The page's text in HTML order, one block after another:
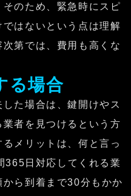
のため、緊急時にスピ
はないという点は理解
第では、費用も高くな
る場合
た場合は、鍵開けやス
者を見つけるという方
メリットは、何と言っ
365日対応してくれる業
ら到着まで30分もかか